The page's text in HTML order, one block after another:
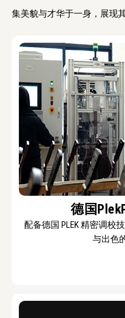
集美貌与才华于一身，展现
德国
配备德国 PLEK 精密调校
与出色